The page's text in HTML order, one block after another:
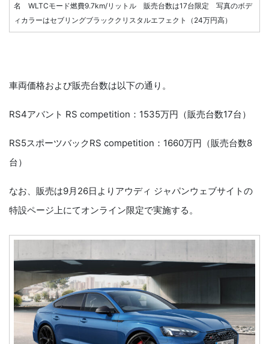
名 WLTCモード燃費9.7km/リットル 販売台数は17台限定 写真のボデ
ィカラーはセブリングブラッククリスタルエフェクト（24万円高）
車両価格および販売台数は以下の通り。
RS4アバント RS competition：1535万円（販売台数17台）
RS5スポーツバックRS competition：1660万円（販売台数8
台）
なお、販売は9月26日よりアウディ ジャパンウェブサイトの
特設ページ上にてオンライン限定で実施する。